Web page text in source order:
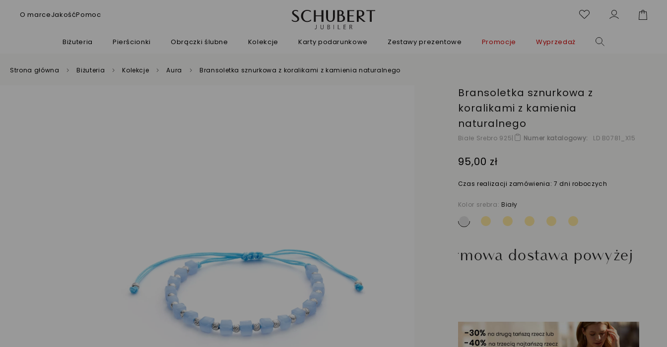
O marceJakośćPomoc
Biżuteria Pierścionki Obrączki ślubne Kolekcje Karty podarunkowe Zestawy prezentowe Promocje Wyprzedaż
Strona główna Biżuteria Kolekcje Aura Bransoletka sznurkowa z koralikami z kamienia naturalnego
Bransoletka sznurkowa z
koralikami z kamienia
naturalnego
Białe Srebro 925| Numer katalogowy LD B0781_X15
95,00 zł
Czas realizacji zamówienia: 7 dni roboczych
Kolor srebra: Biały
Darmowa dostawa powyżej 200 zł